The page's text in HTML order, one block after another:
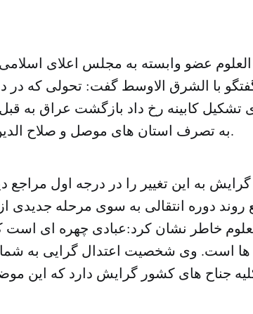
العلوم عضو وابسته به مجلس اعلای
با الشرق الاوسط گفت: تحولی که در
تشکیل کابینه رخ داد بازگشت عراق به
به تصرف استان های موصل و صلاح الدین توسط (داعش) اشاره دارد).
به این تغییر را در درجه اول مراجع
روند دوره انتقالی به سوی مرحله جدیدی
خاطر نشان کرد:عبادی چهره ای است
ها است. وی شخصیت اعتدال گرایی به
جناح های کشور گرایش دارد که این